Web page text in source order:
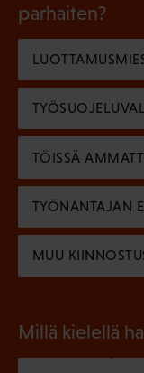
e
)
i
n
e
n
)
parhaiten?
TÖISSÄ
TYÖNANTAJAN
MUU
Millä kielellä